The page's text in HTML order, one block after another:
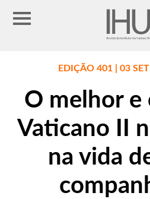
EDIÇÃO 401 | 03
O melhor e
Vaticano II
na vida